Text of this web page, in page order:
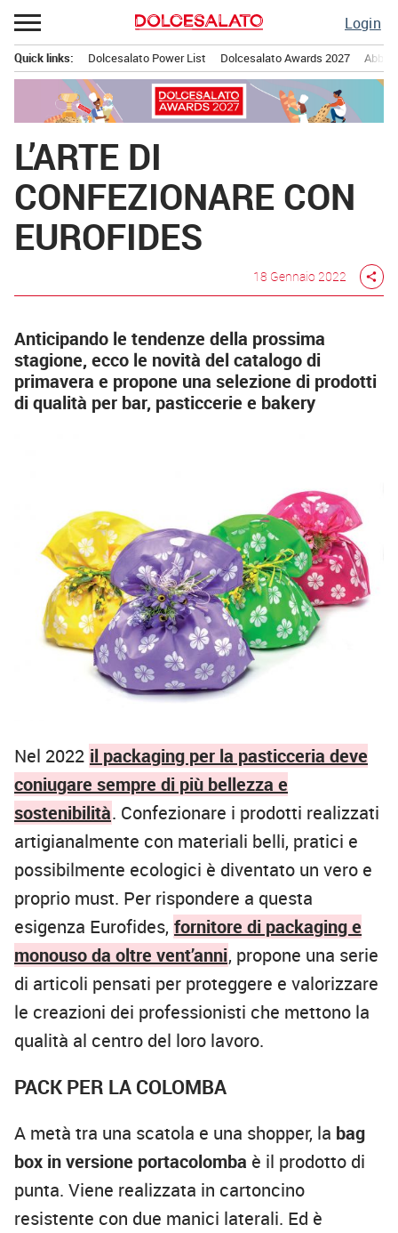
Passa
al
contenuto
Login
principale
Quick links: Dolcesalato Power List Dolcesalato Awards 2027
L’ARTE DI
CONFEZIONARE CON
EUROFIDES
18 Gennaio 2022 share
Anticipando le tendenze della prossima
stagione, ecco le novità del catalogo di
primavera e propone una selezione di prodotti
di qualità per bar, pasticcerie e bakery
Nel 2022 il packaging per la pasticceria deve
coniugare sempre di più bellezza e
sostenibilità. Confezionare i prodotti realizzati
artigianalmente con materiali belli, pratici e
possibilmente ecologici è diventato un vero e
proprio must. Per rispondere a questa
esigenza Eurofides, fornitore di packaging e
monouso da oltre vent’anni, propone una serie
di articoli pensati per proteggere e valorizzare
le creazioni dei professionisti che mettono la
qualità al centro del loro lavoro.
PACK PER LA COLOMBA
A metà tra una scatola e una shopper, la bag
box in versione portacolomba è il prodotto di
punta. Viene realizzata in cartoncino
resistente con due manici laterali. Ed è